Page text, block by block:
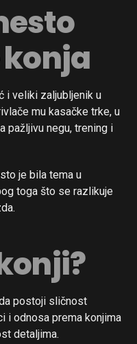
i veliki zaljubljenik u
mu kasačke trke, u
pažljivu negu, trening i
je bila tema u
toga što se razlikuje
postoji sličnost
i odnosa prema konjima
detaljima.